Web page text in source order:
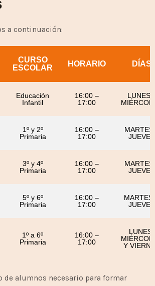
a continuación:
CURSO
ESCOLAR
HORARIO DÍAS
Educación
Infantil
16:00 –
17:00
LUNES
1º y 2º
Primaria
16:00 –
17:00
MARTES
JUEVES
3º y 4º
Primaria
16:00 –
17:00
MARTES
JUEVES
5º y 6º
Primaria
16:00 –
17:00
MARTES
JUEVES
1º a 6º
Primaria
16:00 –
17:00
LUNES,
Y
de alumnos necesario para formar